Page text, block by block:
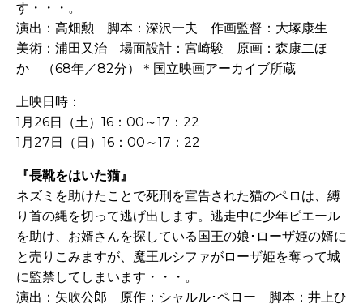
す・・・。
演出：高畑勲 脚本：深沢一夫 作画監督：大塚康生
美術：浦田又治 場面設計：宮崎駿 原画：森康二ほ
か （68年／82分）＊国立映画アーカイブ所蔵
上映日時：
1月26日（土）16：00～17：22
1月27日（日）16：00～17：22
『長靴をはいた猫』
ネズミを助けたことで死刑を宣告された猫のペロは、縛
り首の縄を切って逃げ出します。逃走中に少年ピエール
を助け、お婿さんを探している国王の娘･ローザ姫の婿に
と売りこみますが、魔王ルシファがローザ姫を奪って城
に監禁してしまいます・・・。
演出：矢吹公郎 原作：シャルル･ペロー 脚本：井上ひ